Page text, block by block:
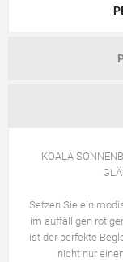
KOALA
Setzen Sie ein
im auffälligen rot
ist der perfekte
nicht nur